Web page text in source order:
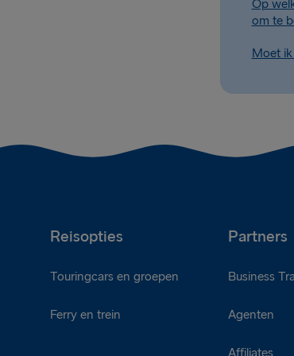
Op
om te
Moet
Reisopties Partners
Touringcars en groepen
Ferry en trein
Business
Agenten